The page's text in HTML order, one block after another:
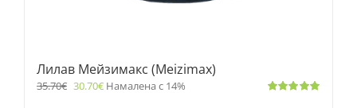
Лилав Мейзимакс (Meizimax)
35.70€ 30.70€ Намалена с 14%